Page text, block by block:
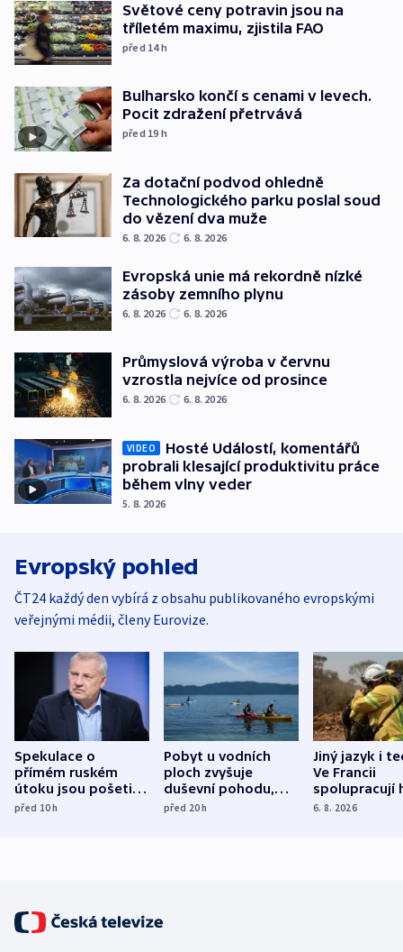
Světové ceny potravin jsou na
tříletém maximu, zjistila FAO
před 14h
Bulharsko končí s cenami v levech.
Pocit zdražení přetrvává
před 19 h
Za dotační podvod ohledně
Technologického parku poslal soud
do vězení dva muže
6. 8. 2026 6. 8. 2026
Evropská unie má rekordně nízké
zásoby zemního plynu
6. 8. 2026 6. 8. 2026
Průmyslová výroba v červnu
vzrostla nejvíce od prosince
6. 8. 2026 6. 8. 2026
VIDEO
Hosté Událostí, komentářů
probrali klesající produktivitu práce
během vlny veder
5. 8. 2026
Evropský pohled
ČT24 každý den vybírá z obsahu publikovaného evropskými
veřejnými médii, členy Eurovize.
Spekulace o
přímém ruském
útoku jsou pošetilé,
míní estonský
před 10h
Pobyt u vodních
ploch zvyšuje
duševní pohodu,
ukázala
před 20h
Jiný jazyk i
Ve Francii
spolupracují
různých zemí
6. 8. 2026